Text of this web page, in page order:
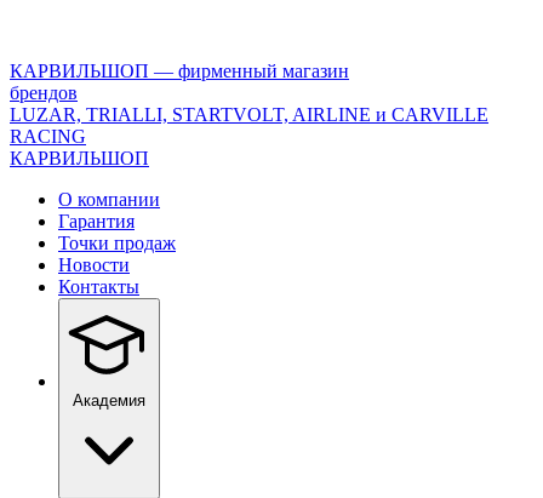
version="1.0"
encoding="utf-
8"?
>
КАРВИЛЬШОП — фирменный магазин
брендов
LUZAR, TRIALLI, STARTVOLT, AIRLINE и CARVILLE
RACING
КАРВИЛЬШОП
О компании
Гарантия
Точки продаж
Новости
Контакты
Академия